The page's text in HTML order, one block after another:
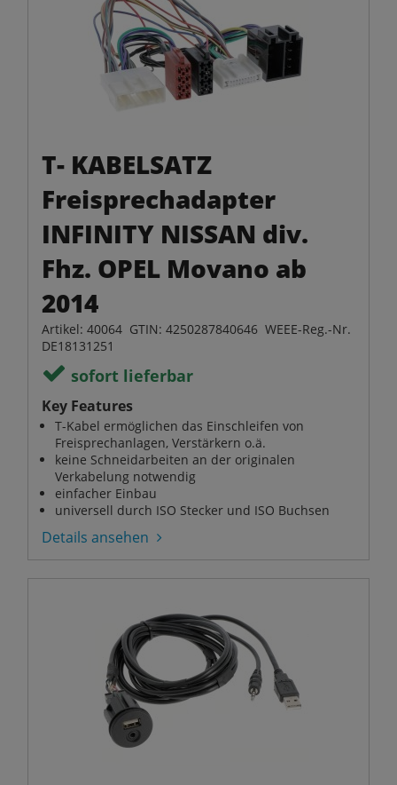
T- KABELSATZ
Freisprechadapter
INFINITY NISSAN div.
Fhz. OPEL Movano ab
2014
Artikel: 40064 GTIN: 4250287840646 WEEE-Reg.-Nr.
DE18131251
sofort lieferbar
Key Features
T-Kabel ermöglichen das Einschleifen von
Freisprechanlagen, Verstärkern o.ä.
keine Schneidarbeiten an der originalen
Verkabelung notwendig
einfacher Einbau
universell durch ISO Stecker und ISO Buchsen
Details ansehen